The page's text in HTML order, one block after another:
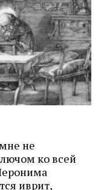
не
ко всей
иврит,